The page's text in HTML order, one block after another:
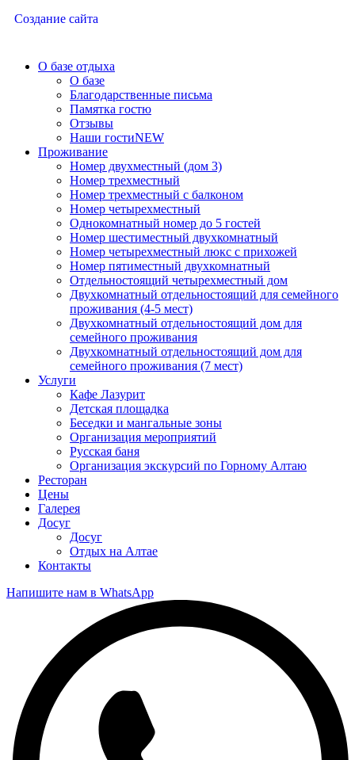
Создание сайта
О базе отдыха
О базе
Благодарственные письма
Памятка гостю
Отзывы
Наши гостиNEW
Проживание
Номер двухместный (дом 3)
Номер трехместный
Номер трехместный с балконом
Номер четырехместный
Однокомнатный номер до 5 гостей
Номер шестиместный двухкомнатный
Номер четырехместный люкс с прихожей
Номер пятиместный двухкомнатный
Отдельностоящий четырехместный дом
Двухкомнатный отдельностоящий для семейного
проживания (4-5 мест)
Двухкомнатный отдельностоящий дом для
семейного проживания
Двухкомнатный отдельностоящий дом для
семейного проживания (7 мест)
Услуги
Кафе Лазурит
Детская площадка
Беседки и мангальные зоны
Организация мероприятий
Русская баня
Организация экскурсий по Горному Алтаю
Ресторан
Цены
Галерея
Досуг
Досуг
Отдых на Алтае
Контакты
Напишите нам в WhatsApp